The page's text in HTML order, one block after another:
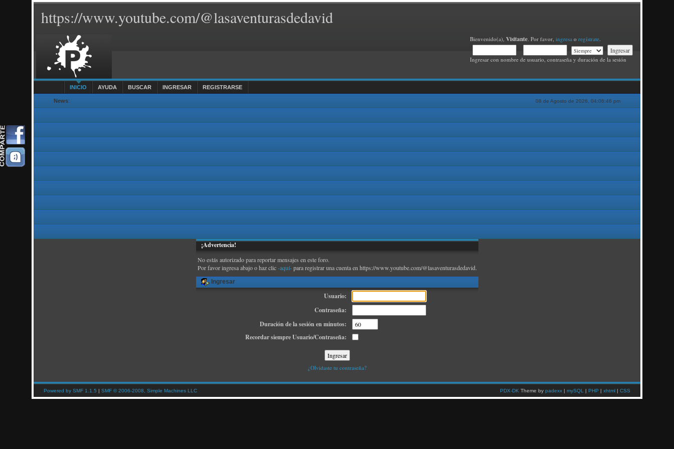
https://www.youtube.com/@lasaventurasdedavid
Bienvenido(a), Visitante. Por favor, ingresao regístrate.
Ingresar con nombre de usuario, contraseña y duración de la sesión
INICIO AYUDA BUSCAR INGRESAR REGISTRARSE
08 de Agosto de 2026, 04:06:46 pm
News:
¡Advertencia!
No estás autorizado para reportar mensajes en este foro.
Por favor ingresa abajo o haz clic-aquí-para registrar una cuenta en https://www.youtube.com/@lasaventurasdedavid.
Ingresar
Usuario:
Contraseña:
Duración de la sesión en minutos:
Recordar siempre Usuario/Contraseña:
¿Olvidaste tu contraseña?
Powered by SMF 1.1.5 |SMF © 2006-2008, Simple Machines LLC PDX-DK Theme by padexx| mySQL | PHP | xhtml| CSS